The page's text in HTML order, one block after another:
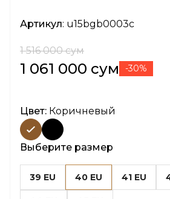
Артикул: u15bgb0003c
1 516 000 сум
1 061 000 сум -30%
Цвет: Коричневый
Выберите размер
39 EU 40 EU 41 EU